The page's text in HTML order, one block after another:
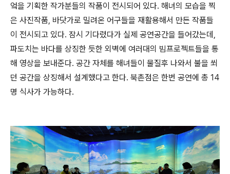
엌을 기획한 작가분들의 작품이 전시되어 있다. 해녀의 모습을 찍
은 사진작품, 바닷가로 밀려온 어구들을 재활용해서 만든 작품들
이 전시되고 있다. 잠시 기다렸다가 실제 공연공간을 들어갔는데,
파도치는 바다를 상징한 듯한 외벽에 여러대의 빔프로젝트들을 통
해 영상을 보내준다. 공간 자체를 해녀들이 물질후 나와서 불을 쐬
던 공간을 상징해서 설계했다고 한다. 북촌점은 한번 공연에 총 14
명 식사가 가능하다.